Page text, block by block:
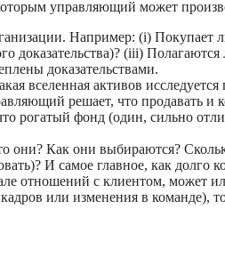
управляющий может
Например: (i)
доказательства)? (iii)
доказательствами.
вселенная активов
решает, что продавать
рогатый фонд (один, сильно
Как они выбираются?
И самое главное, как долго
отношений с клиентом, может
или изменения в команде),